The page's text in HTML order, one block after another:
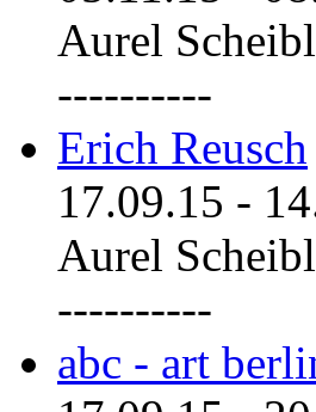
Aurel
----------
Erich Reusch
17.09.15 -
Aurel
----------
abc - art